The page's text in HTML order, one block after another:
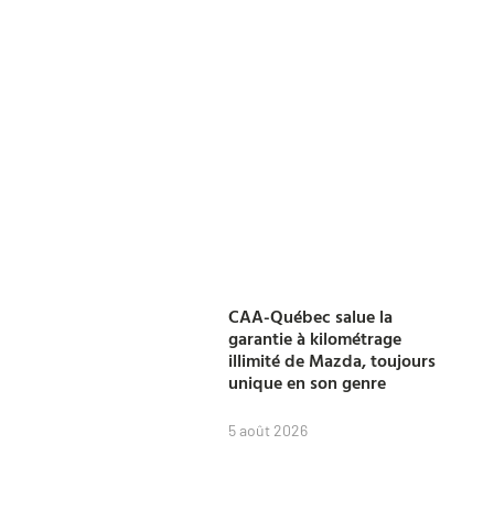
CAA-Québec salue la
garantie à kilométrage
illimité de Mazda, toujours
unique en son genre
5 août 2026